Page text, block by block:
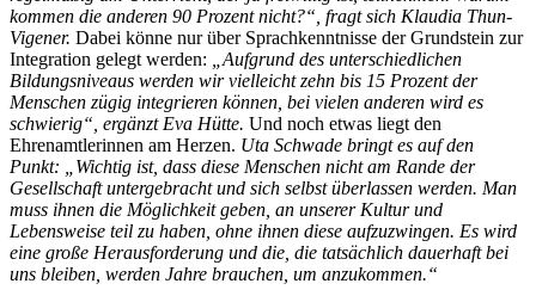
kommen die anderen 90 Prozent nicht?“, fragt sich Klaudia Thun-
Vigener. Dabei könne nur über Sprachkenntnisse der Grundstein zur
Integration gelegt werden:
„Aufgrund des unterschiedlichen
Bildungsniveaus werden wir vielleicht zehn bis 15 Prozent der
Menschen zügig integrieren können, bei vielen anderen wird es
schwierig“, ergänzt Eva Hütte. Und noch etwas liegt den
Ehrenamtlerinnen am Herzen. Uta Schwade bringt es auf den
Punkt: „Wichtig ist, dass diese Menschen nicht am Rande der
Gesellschaft untergebracht und sich selbst überlassen werden. Man
muss ihnen die Möglichkeit geben, an unserer Kultur und
Lebensweise teil zu haben, ohne ihnen diese aufzuzwingen. Es wird
eine große Herausforderung und die, die tatsächlich dauerhaft bei
uns bleiben, werden Jahre brauchen, um anzukommen.“